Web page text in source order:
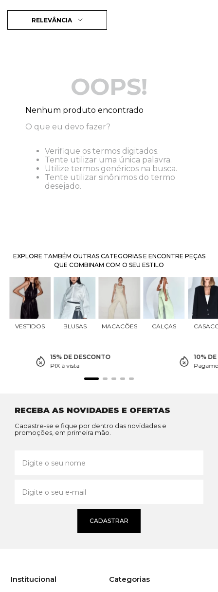
RELEVÂNCIA
OOPS!
Nenhum produto encontrado
O que eu devo fazer?
Verifique os termos digitados.
Tente utilizar uma única palavra.
Utilize termos genéricos na busca.
Tente utilizar sinônimos do termo
desejado.
EXPLORE TAMBÉM OUTRAS CATEGORIAS E ENCONTRE PEÇAS
QUE COMBINAM COM O SEU ESTILO
VESTIDOS BLUSAS MACACÕES CALÇAS
15% DE DESCONTO
PIX à vista
10%
RECEBA AS NOVIDADES E OFERTAS
Cadastre-se e fique por dentro das novidades e
promoções, em primeira mão.
CADASTRAR
Institucional Categorias